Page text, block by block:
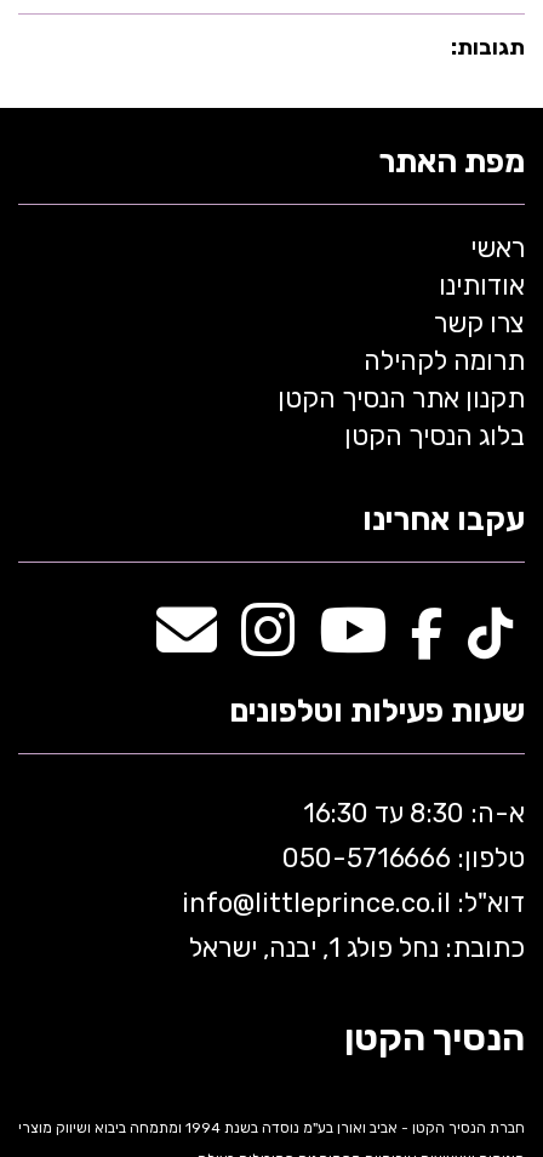
תגובות:
מפת האתר
ראשי
אודותינו
צרו קשר
תרומה לקהילה
תקנון אתר הנסיך הקטן
בלוג הנסיך הקטן
עקבו אחרינו
שעות פעילות וטלפונים
א-ה: 8:30 עד 16:30
טלפון: 050-5 716666
דוא"ל:
info@littleprince.co.il
כתובת: נחל פולג 1, יבנה, ישראל
הנסיך הקטן
חברת הנסיך הקטן - אביב ואורן בע"מ נוסדה בשנת 1994 ומתמחה ביבוא ושיווק מוצרי